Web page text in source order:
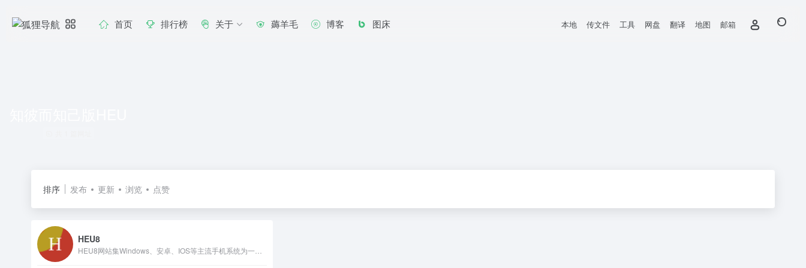
首页 排行榜 关于 薅羊毛 博客 图床 本地 传文件 工具 网盘 翻译 地图 邮箱
排序 发布 更新 浏览 点赞
HEU8